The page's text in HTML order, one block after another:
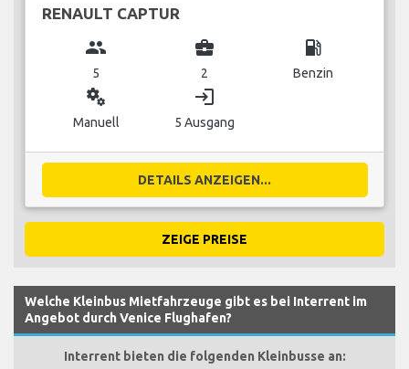
RENAULT CAPTUR
group
5
business_center
2
local_gas_station
Benzin
miscellaneous_services
Manuell
login
5 Ausgang
DETAILS ANZEIGEN...
ZEIGE PREISE
Welche Kleinbus Mietfahrzeuge gibt es bei Interrent im
Angebot durch Venice Flughafen?
Interrent bieten die folgenden Kleinbusse an: